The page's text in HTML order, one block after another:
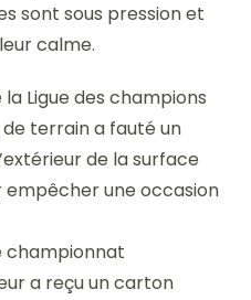
sont sous pression et
calme.
la Ligue des champions
de terrain a fauté un
de la surface
une occasion
championnat
a reçu un carton